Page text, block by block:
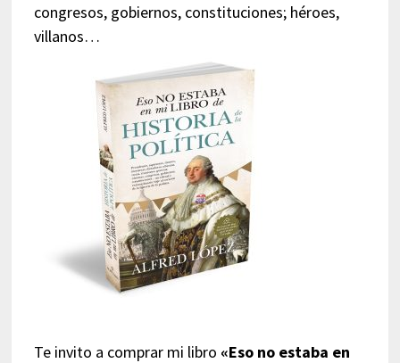
congresos, gobiernos, constituciones; héroes,
villanos…
Te invito a comprar mi libro «Eso no estaba en